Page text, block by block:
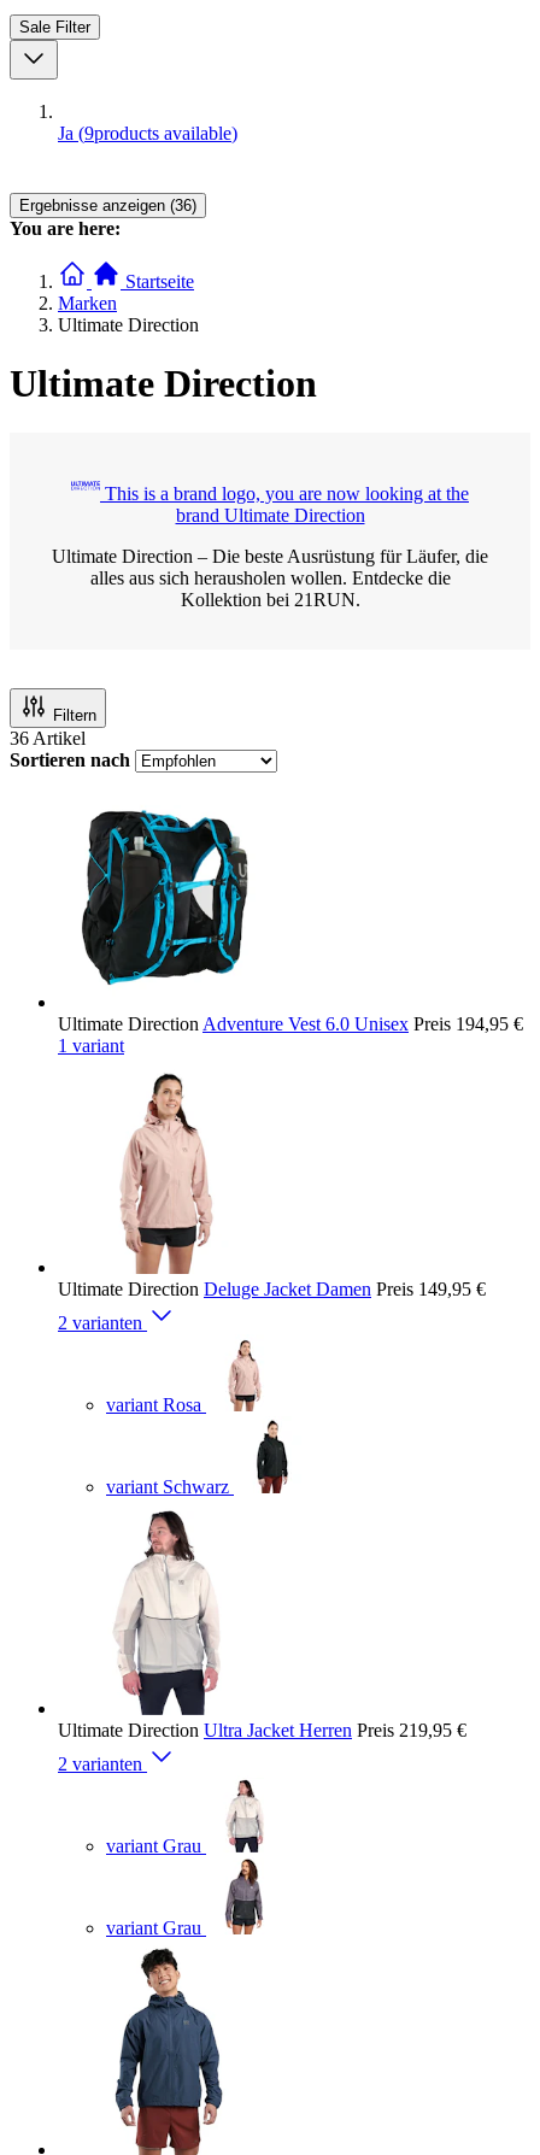
Sale Filter
Ja (9products available)
Ergebnisse anzeigen (36)
You are here:
Startseite
Marken
Ultimate Direction
Ultimate Direction
This is a brand logo, you are now looking at the
brand Ultimate Direction
Ultimate Direction – Die beste Ausrüstung für Läufer, die
alles aus sich herausholen wollen. Entdecke die
Kollektion bei 21RUN.
Filtern
36 Artikel
Sortieren nach
Ultimate Direction Adventure Vest 6.0 Unisex Preis 194,95 €
1 variant
Ultimate Direction Deluge Jacket Damen Preis 149,95 €
2 varianten
variant Rosa
variant Schwarz
Ultimate Direction Ultra Jacket Herren Preis 219,95 €
2 varianten
variant Grau
variant Grau